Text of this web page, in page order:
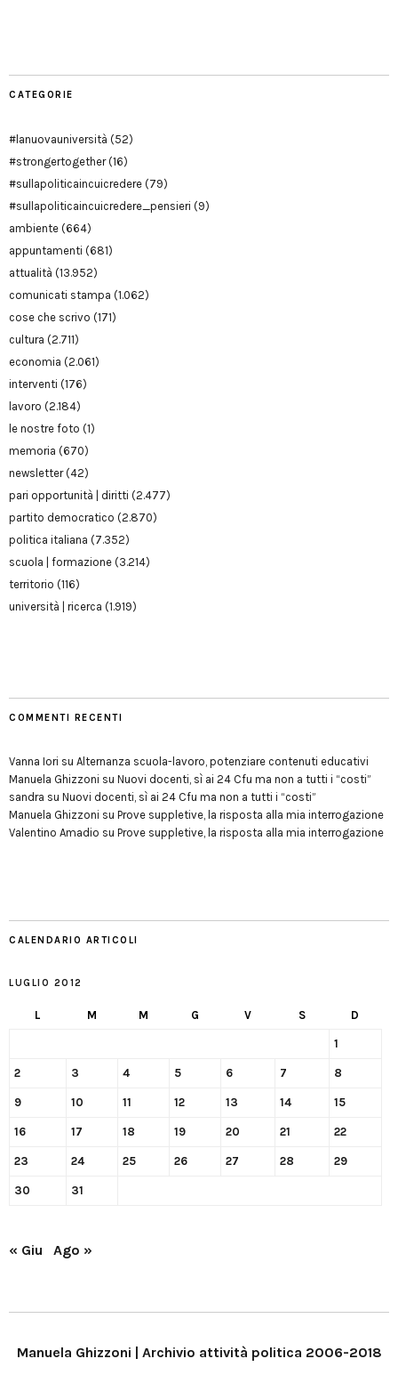
CATEGORIE
#lanuovauniversità (52)
#strongertogether(16)
#sullapoliticaincuicredere (79)
#sullapoliticaincuicredere_pensieri (9)
ambiente (664)
appuntamenti (681)
attualità (13.952)
comunicati stampa (1.062)
cose che scrivo (171)
cultura (2.711)
economia (2.061)
interventi (176)
lavoro (2.184)
le nostre foto (1)
memoria (670)
newsletter(42)
pari opportunità | diritti (2.477)
partito democratico (2.870)
politica italiana (7.352)
scuola | formazione (3.214)
territorio (116)
università | ricerca (1.919)
COMMENTI RECENTI
Vanna Iori su Alternanza scuola-lavoro, potenziare contenuti educativi
Manuela Ghizzoni su Nuovi docenti, sì ai 24 Cfu ma non a tutti i “costi”
sandra su Nuovi docenti, sì ai 24 Cfu ma non a tutti i “costi”
Manuela Ghizzoni su Prove suppletive, la risposta alla mia interrogazione
Valentino Amadio su Prove suppletive, la risposta alla mia interrogazione
CALENDARIO ARTICOLI
LUGLIO 2012
L M M G V S D
1
2 3 4 5 6 7 8
9 10 11 12 13 14 15
16 17 18 19 20 21 22
23 24 25 26 27 28 29
30 31
« Giu Ago »
Manuela Ghizzoni | Archivio attività politica 2006-2018